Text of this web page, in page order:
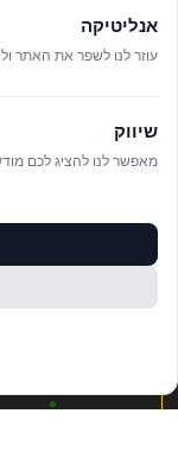
אנליטיקה
עוזר לנו לשפר את האתר
שיווק
מאפשר לנו להציג לכם